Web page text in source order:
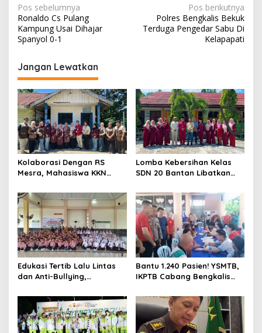
N
a
v
i
g
a
s
i
p
o
s
Pos sebelumnya
Ronaldo Cs Pulang
Kampung Usai Dihajar
Spanyol 0-1
Pos berikutnya
Polres Bengkalis Bekuk
Terduga Pengedar Sabu Di
Kelapapati
Jangan Lewatkan
Kolaborasi Dengan RS
Mesra, Mahasiswa KKN
Cek Kesehatan Gratis di
Posyandu Kampung Petas
Lomba Kebersihan Kelas
SDN 20 Bantan Libatkan
sebagai Dewan Juri
Edukasi Tertib Lalu Lintas
dan Anti-Bullying,
Gelar “Polisi Sahabat Anak”
di SD IT Al-Fatih Duri
Bantu 1.240 Pasien! YSMTB,
IKPTB Cabang Bengkalis
Apresiasi Perkumpulan Kin
Men Riau Atas Kegiatan
Bakti Sosial Kesehatan Di
Bengkalis.